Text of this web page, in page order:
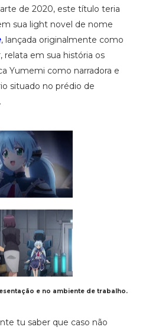
de 2020, este título teria
sua light novel de nome
, lançada originalmente como
relata em sua história os
Yumemi como narradora e
situado no prédio de
e no ambiente de trabalho.
tu saber que caso não